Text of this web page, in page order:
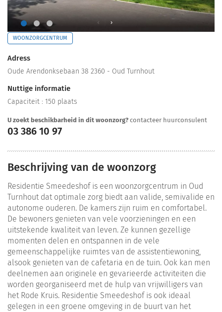
WOONZORGCENTRUM
Adress
Oude Arendonksebaan 38 2360 - Oud Turnhout
Nuttige informatie
Capaciteit : 150 plaats
U zoekt beschikbarheid in dit woonzorg? contacteer huurconsulent
03 386 10 97
Beschrijving van de woonzorg
Residentie Smeedeshof is een woonzorgcentrum in Oud
Turnhout dat optimale zorg biedt aan valide, semivalide en
autonome ouderen. De kamers zijn ruim en comfortabel.
De bewoners genieten van vele voorzieningen en een
uitstekende kwaliteit van leven. Ze kunnen gezellige
momenten delen en ontspannen in de vele
gemeenschappelijke ruimtes van de assistentiewoning,
alsook genieten van de cafetaria en de tuin. Ook kan men
deelnemen aan originele en gevarieerde activiteiten die
worden georganiseerd met de hulp van vrijwilligers van
het Rode Kruis. Residentie Smeedeshof is ook ideaal
gelegen in een groene omgeving in de buurt van het